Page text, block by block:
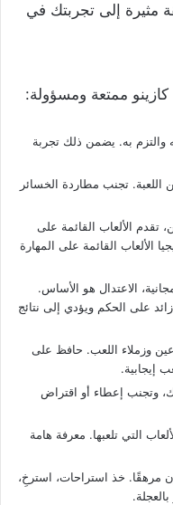
مثيرة إلى تجربتك في
كازينو ممتعة ومسؤولة:
به. يضمن ذلك تجربة
تجنب مطاردة الخسائر
تقدم الألعاب القائمة على
الألعاب القائمة على المهارة
الاعتدال هو الأساس.
على الحكم ويؤدي إلى نتائج
وزملاء اللعب. حافظ على
إيجابية.
وتجنب إعطاء أو اقتراض
التي تلعبها. معرفة هامة
مرهقًا. خذ استراحات، استرخِ،